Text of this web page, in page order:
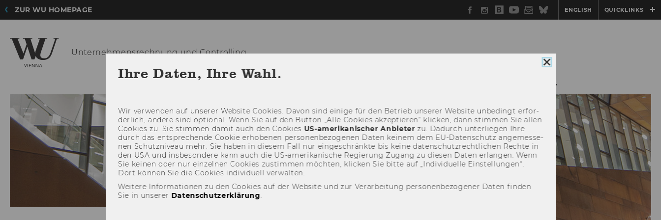
ZUR WU HOMEPAGE Facebook
Instagram
WU
Blog
YouTube
Newsletter
BlueskyENGLISH QUICKLINKS
Unternehmensrechnung und Controlling
Cookie
schließen
Ihre Daten, Ihre Wahl.
Wir ver­wen­den auf un­se­rer Web­site Coo­kies. Davon sind ei­ni­ge für den Be­trieb un­se­rer Web­site un­be­dingt er­for­
der­lich, an­de­re sind op­tio­nal. Wenn Sie auf den But­ton „Alle Coo­kies ak­zep­tie­ren“ kli­cken, dann stim­men Sie allen
Coo­kies zu. Sie stim­men damit auch den Coo­kies US-​amerikanischer An­bie­terzu. Da­durch un­ter­lie­gen Ihre
durch das ent­spre­chen­de Coo­kie er­ho­be­nen per­so­nen­be­zo­ge­nen Daten kei­nem dem EU-​Datenschutz an­ge­mes­se­
nen Schutz­ni­veau mehr. Sie haben in die­sem Fall nur ein­ge­schränk­te bis keine da­ten­schutz­recht­li­chen Rech­te in
den USA und ins­be­son­de­re kann auch die US-​amerikanische Re­gie­rung Zu­gang zu die­sen Daten er­lan­gen. Wenn
Sie kei­nen oder nur ein­zel­nen Coo­kies zu­stim­men möch­ten, kli­cken Sie bitte auf „In­di­vi­du­el­le Ein­stel­lun­gen“.
Dort kön­nen Sie die Coo­kies in­di­vi­du­ell ver­wal­ten.
Weitere Informationen zu den Cookies auf der Website und zur Verarbeitung personenbezogener Daten finden
Sie in unserer Datenschutzerklärung.